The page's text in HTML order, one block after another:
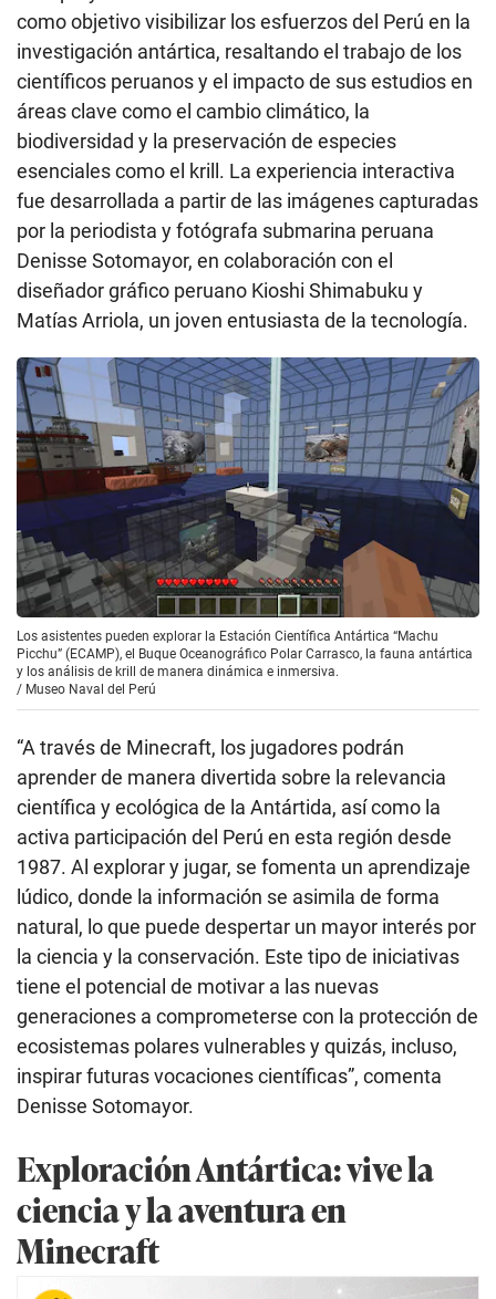
como objetivo visibilizar los esfuerzos del Perú en la
investigación antártica, resaltando el trabajo de los
científicos peruanos y el impacto de sus estudios en
áreas clave como el cambio climático, la
biodiversidad y la preservación de especies
esenciales como el krill. La experiencia interactiva
fue desarrollada a partir de las imágenes capturadas
por la periodista y fotógrafa submarina peruana
Denisse Sotomayor, en colaboración con el
diseñador gráfico peruano Kioshi Shimabuku y
Matías Arriola, un joven entusiasta de la tecnología.
Los asistentes pueden explorar la Estación Científica Antártica “Machu
Picchu” (ECAMP), el Buque Oceanográfico Polar Carrasco, la fauna antártica
y los análisis de krill de manera dinámica e inmersiva.
/ Museo Naval del Perú
“A través de Minecraft, los jugadores podrán
aprender de manera divertida sobre la relevancia
científica y ecológica de la Antártida, así como la
activa participación del Perú en esta región desde
1987. Al explorar y jugar, se fomenta un aprendizaje
lúdico, donde la información se asimila de forma
natural, lo que puede despertar un mayor interés por
la ciencia y la conservación. Este tipo de iniciativas
tiene el potencial de motivar a las nuevas
generaciones a comprometerse con la protección de
ecosistemas polares vulnerables y quizás, incluso,
inspirar futuras vocaciones científicas”, comenta
Denisse Sotomayor.
Exploración Antártica: vive la
ciencia y la aventura en
Minecraft